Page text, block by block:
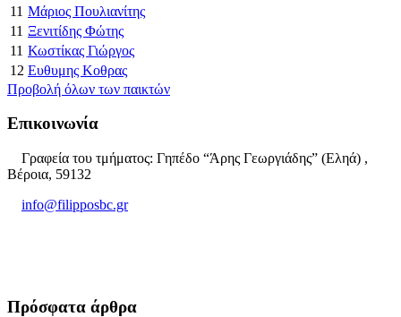
11 Μάριος Πουλιανίτης
11 Ξενιτίδης Φώτης
11 Κωστίκας Γιώργος
12 Ευθυμης Κοθρας
Προβολή όλων των παικτών
Επικοινωνία
Γραφεία του τμήματος: Γηπέδο “Άρης Γεωργιάδης” (Εληά) ,
Βέροια, 59132
info@filipposbc.gr
Πρόσφατα άρθρα